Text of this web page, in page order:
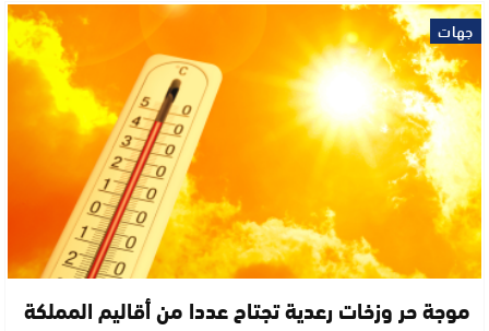
جهات
موجة حر وزخات رعدية تجتاح عددا من أقاليم المملكة